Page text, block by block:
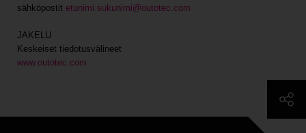
sähköpostit etunimi.sukunimi@outotec.com
JAKELU
Keskeiset tiedotusvälineet
www.outotec.com